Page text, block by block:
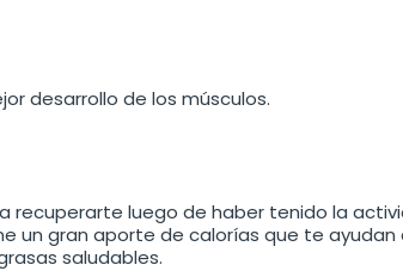
desarrollo de los músculos.
recuperarte luego de haber tenido la
un gran aporte de calorías que te ayudan
saludables.